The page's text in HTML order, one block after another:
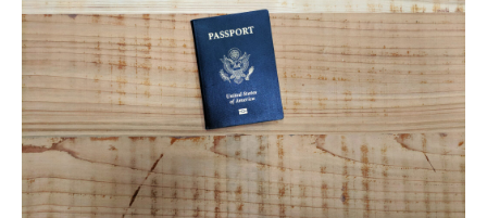
越南語
意大利語
德語
韓語
土耳其語
阿拉伯語
阿爾巴尼亞語
塞爾維亞語 柬埔寨語